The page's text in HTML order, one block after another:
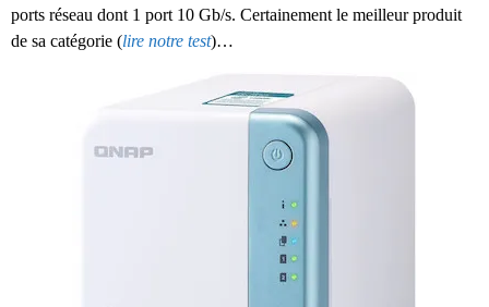
ports réseau dont 1 port 10 Gb/s. Certainement le meilleur produit
de sa catégorie (lire notre test)…